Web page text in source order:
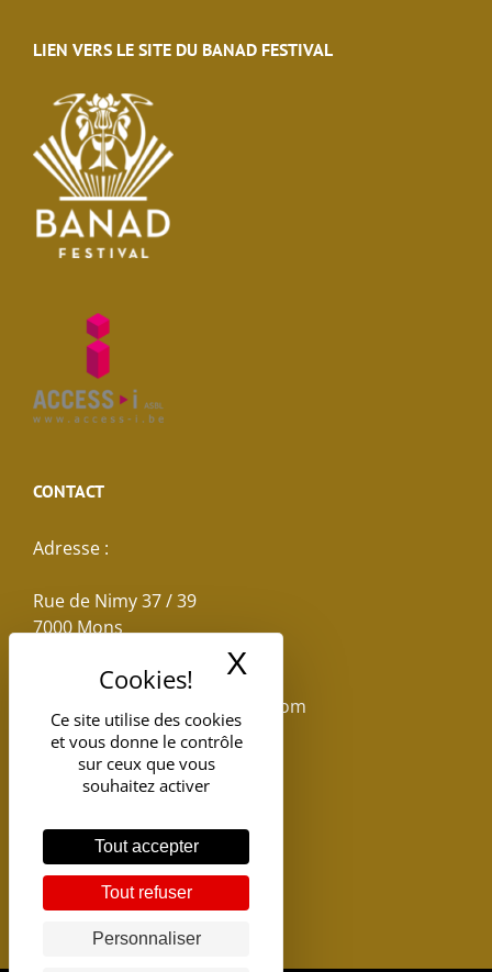
Ce site utilise des cookies
et vous donne le contrôle
sur ceux que vous
souhaitez activer
Tout accepter
Tout refuser
Personnaliser
X
LIEN VERS LE SITE DU BANAD FESTIVAL
CONTACT
Adresse :
Rue de Nimy 37 / 39
7000 Mons
reservations.losseau@gmail.com
Tel: +32(0)65.398.880